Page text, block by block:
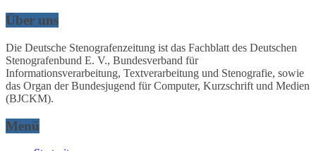
Über uns
Die Deutsche Stenografenzeitung ist das Fachblatt des Deutschen
Stenografenbund E. V., Bundesverband für
Informationsverarbeitung, Textverarbeitung und Stenografie, sowie
das Organ der Bundesjugend für Computer, Kurzschrift und Medien
(BJCKM).
Menü